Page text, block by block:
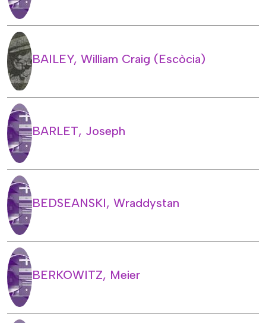
BAILEY, William Craig (Escòcia)
BARLET, Joseph
BEDSEANSKI, Wraddystan
BERKOWITZ, Meier